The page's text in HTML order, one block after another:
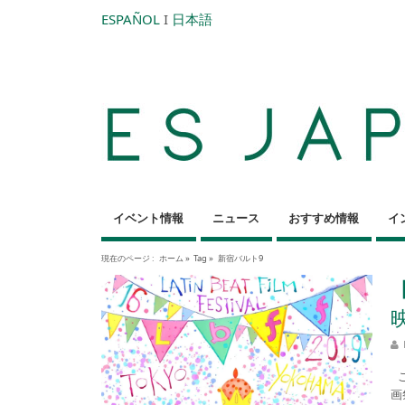
ESPAÑOL I 日本語
イベント情報 ニュース おすすめ情報 イ
現在のページ : ホーム » Tag » 新宿バルト9